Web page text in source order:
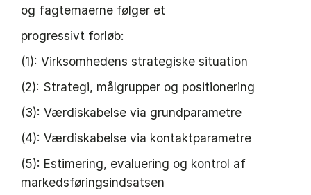
og fagtemaerne følger et
progressivt forløb:
(1): Virksomhedens strategiske situation
(2): Strategi, målgrupper og positionering
(3): Værdiskabelse via grundparametre
(4): Værdiskabelse via kontaktparametre
(5): Estimering, evaluering og kontrol af
markedsføringsindsatsen